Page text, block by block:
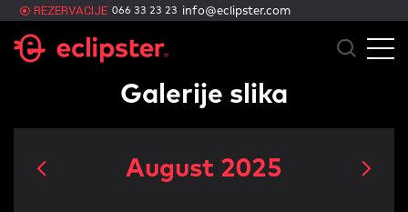
REZERVACIJE 066 33 23 23 info@eclipster.com
Galerije slika
August 2025